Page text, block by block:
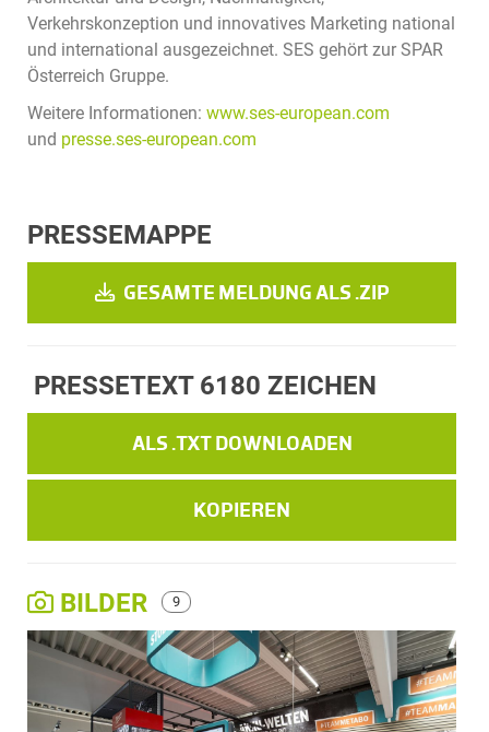
Verkehrskonzeption und innovatives Marketing national
und international ausgezeichnet. SES gehört zur SPAR
Österreich Gruppe.
Weitere Informationen: www.ses-european.com
und presse.ses-european.com
PRESSEMAPPE
GESAMTE MELDUNG ALS .ZIP
PRESSETEXT 6180 ZEICHEN
ALS .TXT DOWNLOADEN
KOPIEREN
BILDER 9